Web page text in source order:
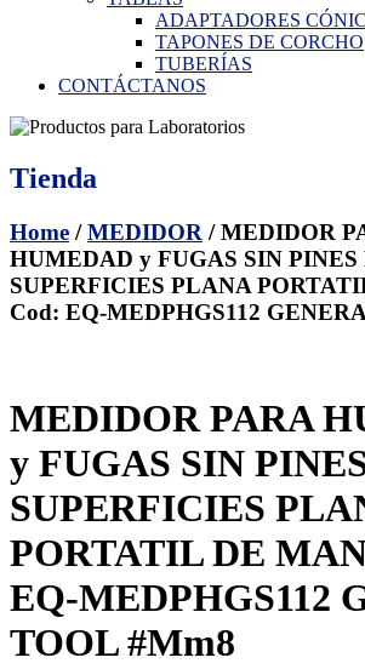
ADAPTADORES
TAPONES DE CORCHO
TUBERÍAS
CONTÁCTANOS
Tienda
Home /MEDIDOR / MEDIDOR
HUMEDAD y FUGAS SIN PINES
SUPERFICIES PLANA
Cod: EQ-MEDPHGS112
MEDIDOR PARA
y FUGAS SIN
SUPERFICIES
PORTATIL DE
EQ-MEDPHGS112
TOOL #Mm8